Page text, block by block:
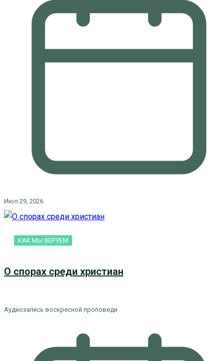
Июл 29, 2026
КАК МЫ ВЕРУЕМ
О спорах среди христиан
Аудиозапись воскресной проповеди